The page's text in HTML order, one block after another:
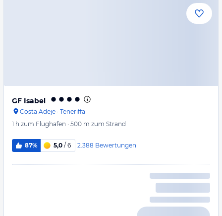
GF Isabel
Costa Adeje · Teneriffa
1 h zum Flughafen · 500 m zum Strand
87% 5,0 / 6 2.388 Bewertungen